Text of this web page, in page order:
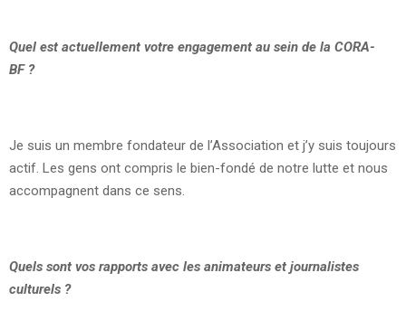
Quel est actuellement votre engagement au sein de la CORA-
BF ?
Je suis un membre fondateur de l’Association et j’y suis toujours
actif. Les gens ont compris le bien-fondé de notre lutte et nous
accompagnent dans ce sens.
Quels sont vos rapports avec les animateurs et journalistes
culturels ?